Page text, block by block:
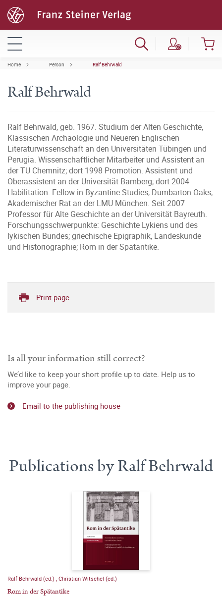
Home Person Ralf Behrwald
Ralf Behrwald
Ralf Behrwald, geb. 1967. Studium der Alten Geschichte,
Klassischen Archäologie und Neueren Englischen
Literaturwissenschaft an den Universitäten Tübingen und
Perugia. Wissenschaftlicher Mitarbeiter und Assistent an
der TU Chemnitz; dort 1998 Promotion. Assistent und
Oberassistent an der Universität Bamberg; dort 2004
Habilitation. Fellow in Byzantine Studies, Dumbarton Oaks;
Akademischer Rat an der LMU München. Seit 2007
Professor für Alte Geschichte an der Universität Bayreuth.
Forschungsschwerpunkte: Geschichte Lykiens und des
lykischen Bundes; griechische Epigraphik, Landeskunde
und Historiographie; Rom in der Spätantike.
Print page
Is all your information still correct?
We’d like to keep your short profile up to date. Help us to
improve your page.
Email to the publishing house
Publications by Ralf Behrwald
Ralf Behrwald (ed.) Christian Witschel (ed.)
Rom in der Spätantike